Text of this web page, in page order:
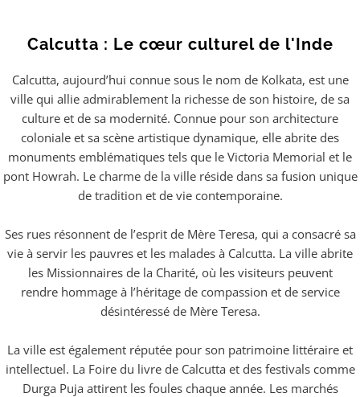
Calcutta : Le cœur culturel de l'Inde
Calcutta, aujourd’hui connue sous le nom de Kolkata, est une
ville qui allie admirablement la richesse de son histoire, de sa
culture et de sa modernité. Connue pour son architecture
coloniale et sa scène artistique dynamique, elle abrite des
monuments emblématiques tels que le Victoria Memorial et le
pont Howrah. Le charme de la ville réside dans sa fusion unique
de tradition et de vie contemporaine.
Ses rues résonnent de l’esprit de Mère Teresa, qui a consacré sa
vie à servir les pauvres et les malades à Calcutta. La ville abrite
les Missionnaires de la Charité, où les visiteurs peuvent
rendre hommage à l’héritage de compassion et de service
désintéressé de Mère Teresa.
La ville est également réputée pour son patrimoine littéraire et
intellectuel. La Foire du livre de Calcutta et des festivals comme
Durga Puja attirent les foules chaque année. Les marchés